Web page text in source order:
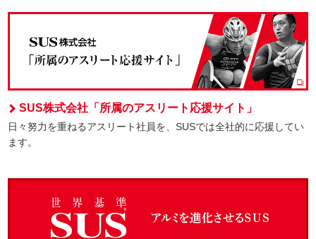
SUS株式会社「所属のアスリート応援サイト」
日々努力を重ねるアスリート社員を、SUSでは全社的に応援してい
ます。